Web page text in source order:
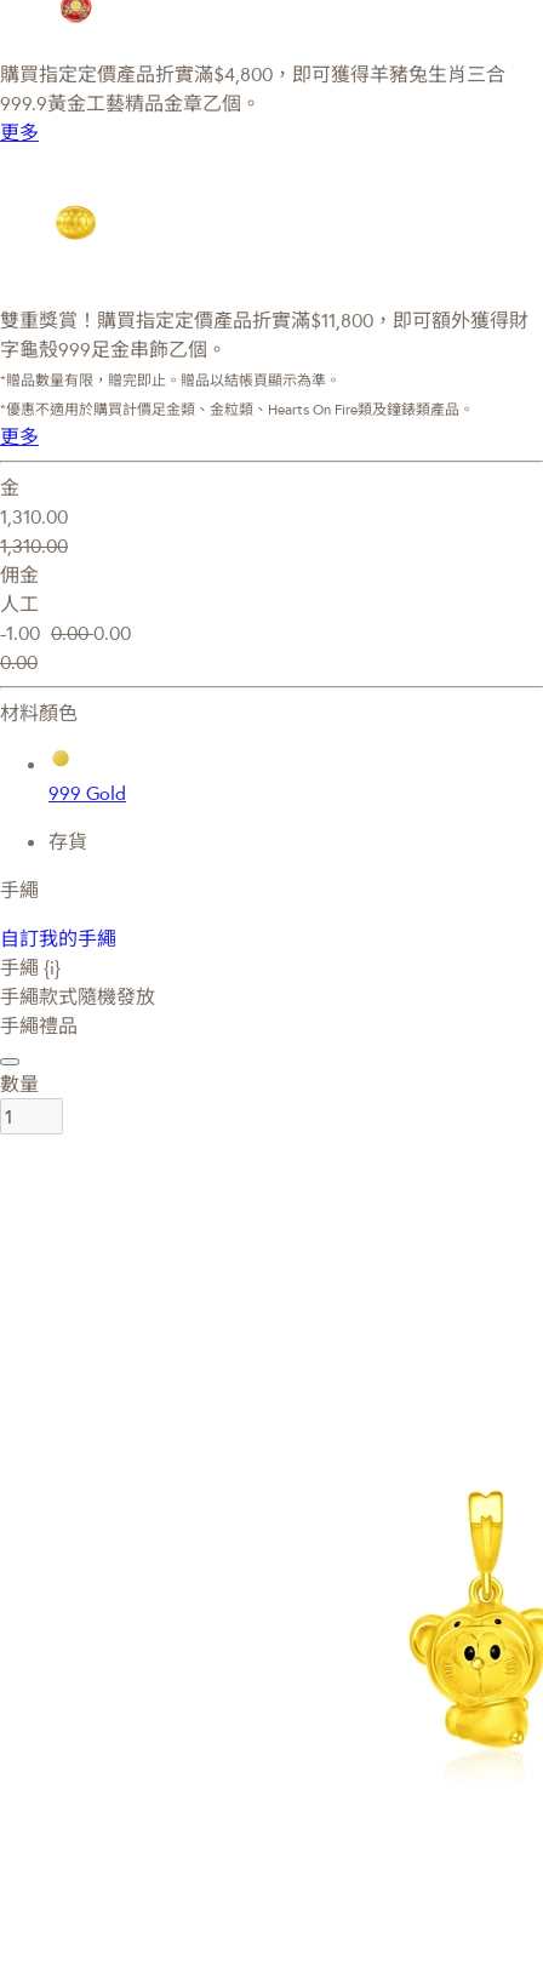
購買指定定價產品折實滿$4,800，即可獲得羊豬兔生肖三合
999.9黃金工藝精品金章乙個。
更多
雙重獎賞！購買指定定價產品折實滿$11,800，即可額外獲得財
字龜殼999足金串飾乙個。
*贈品數量有限，贈完即止。贈品以結帳頁顯示為準。
*優惠不適用於購買計價足金類、金粒類、Hearts On Fire類及鐘錶類產品。
更多
金
1,310.00
1,310.00
佣金
人工
-1.00 0.000.00
0.00
材料顏色
999 Gold
存貨
手繩
自訂我的手繩
手繩 {i}
手繩款式隨機發放
手繩禮品
數量